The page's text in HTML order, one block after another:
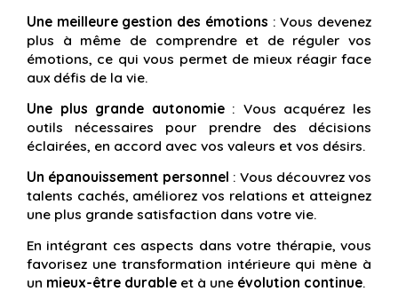
Une meilleure gestion des émotions : Vous devenez
plus à même de comprendre et de réguler vos
émotions, ce qui vous permet de mieux réagir face
aux défis de la vie.
Une plus grande autonomie: Vous acquérez les
outils nécessaires pour prendre des décisions
éclairées, en accord avec vos valeurs et vos désirs.
Un épanouissement personnel : Vous découvrez vos
talents cachés, améliorez vos relations et atteignez
une plus grande satisfaction dans votre vie.
En intégrant ces aspects dans votre thérapie, vous
favorisez une transformation intérieure qui mène à
un mieux-être durable et à une évolution continue.